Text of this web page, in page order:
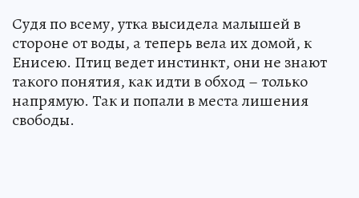
Судя по всему, утка высидела малышей в
стороне от воды, а теперь вела их домой, к
Енисею. Птиц ведет инстинкт, они не знают
такого понятия, как идти в обход – только
напрямую. Так и попали в места лишения
свободы.